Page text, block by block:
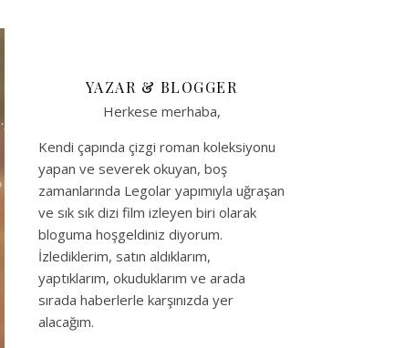
YAZAR & BLOGGER
Herkese merhaba,
Kendi çapında çizgi roman koleksiyonu
yapan ve severek okuyan, boş
zamanlarında Legolar yapımıyla uğraşan
ve sık sık dizi film izleyen biri olarak
bloguma hoşgeldiniz diyorum.
İzlediklerim, satın aldıklarım,
yaptıklarım, okuduklarım ve arada
sırada haberlerle karşınızda yer
alacağım.